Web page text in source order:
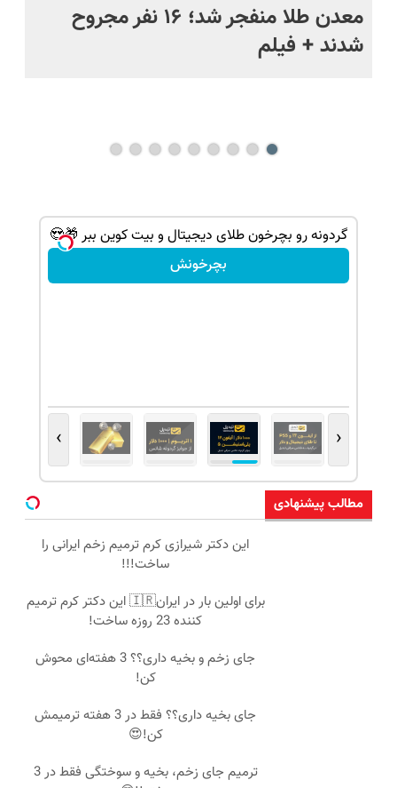
معدن طلا منفجر شد؛ ۱۶ نفر مجروح
شدند + فیلم
گردونه رو بچرخون طلای دیجیتال و بیت کوین ببر 🎁😍
بچرخونش
‹
›
مطالب پیشنهادی
این دکتر شیرازی کرم ترمیم زخم ایرانی را
ساخت!!!
برای اولین بار در ایران🇮🇷 این دکتر کرم ترمیم
کننده 23 روزه ساخت!
جای زخم و بخیه داری؟؟ 3 هفته‌ای محوش
کن!
جای بخیه داری؟؟ فقط در 3 هفته ترمیمش
کن!😍
ترمیم جای زخم، بخیه و سوختگی فقط در 3